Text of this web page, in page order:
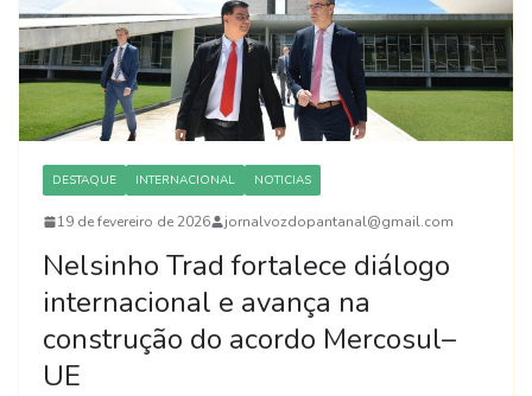
DESTAQUE INTERNACIONAL NOTICIAS
19 de fevereiro de 2026 jornalvozdopantanal@gmail.com
Nelsinho Trad fortalece diálogo
internacional e avança na
construção do acordo Mercosul–
UE